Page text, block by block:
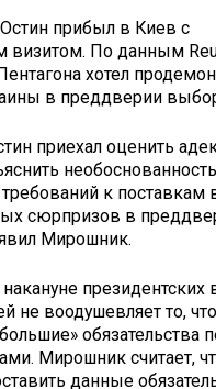
прибыл в Киев с
визитом. По данным
хотел
в преддверии
приехал оценить
необоснованность
к поставкам
сюрпризов в
Мирошник.
не воодушевляет то,
обязательства
Мирошник считает,
данные